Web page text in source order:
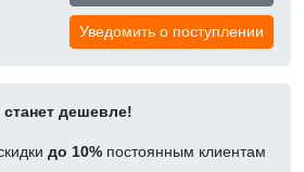
Уведомить о поступлении
станет дешевле!
до 10% постоянным клиентам